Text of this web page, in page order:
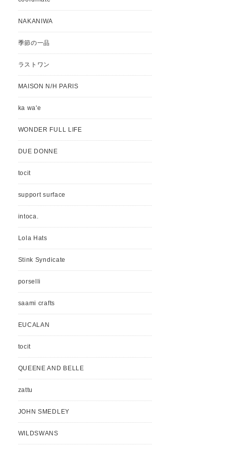
NAKANIWA
季節の一品
ラストワン
MAISON N/H PARIS
ka wa'e
WONDER FULL LIFE
DUE DONNE
tocit
support surface
intoca.
Lola Hats
Stink Syndicate
porselli
saami crafts
EUCALAN
tocit
QUEENE AND BELLE
zattu
JOHN SMEDLEY
WILDSWANS